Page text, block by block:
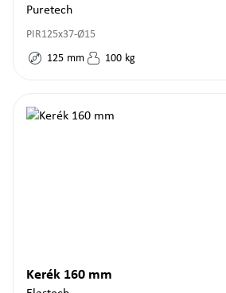
Puretech
PIR125x37-Ø15
125 mm 100 kg
Kerék 160 mm